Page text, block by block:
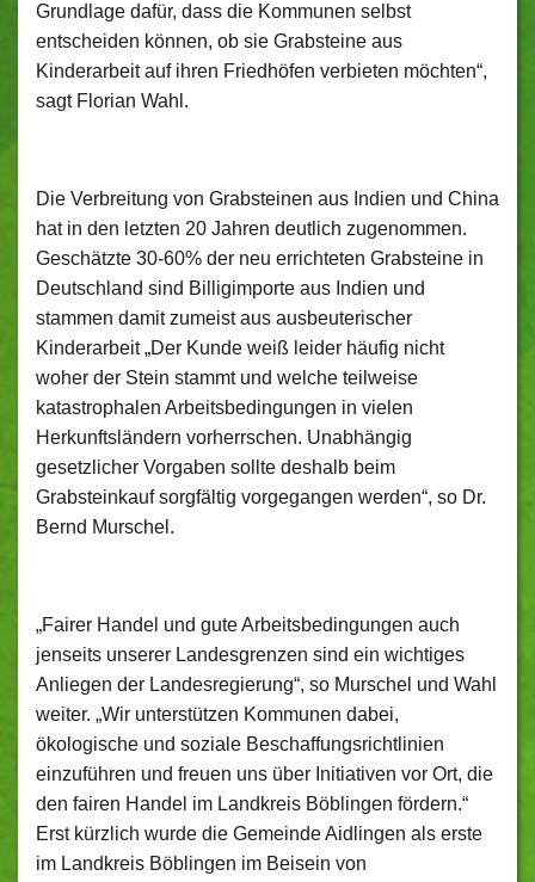
Grundlage dafür, dass die Kommunen selbst
entscheiden können, ob sie Grabsteine aus
Kinderarbeit auf ihren Friedhöfen verbieten möchten“,
sagt Florian Wahl.
Die Verbreitung von Grabsteinen aus Indien und China
hat in den letzten 20 Jahren deutlich zugenommen.
Geschätzte 30-60% der neu errichteten Grabsteine in
Deutschland sind Billigimporte aus Indien und
stammen damit zumeist aus ausbeuterischer
Kinderarbeit „Der Kunde weiß leider häufig nicht
woher der Stein stammt und welche teilweise
katastrophalen Arbeitsbedingungen in vielen
Herkunftsländern vorherrschen. Unabhängig
gesetzlicher Vorgaben sollte deshalb beim
Grabsteinkauf sorgfältig vorgegangen werden“, so Dr.
Bernd Murschel.
„Fairer Handel und gute Arbeitsbedingungen auch
jenseits unserer Landesgrenzen sind ein wichtiges
Anliegen der Landesregierung“, so Murschel und Wahl
weiter. „Wir unterstützen Kommunen dabei,
ökologische und soziale Beschaffungsrichtlinien
einzuführen und freuen uns über Initiativen vor Ort, die
den fairen Handel im Landkreis Böblingen fördern.“
Erst kürzlich wurde die Gemeinde Aidlingen als erste
im Landkreis Böblingen im Beisein von